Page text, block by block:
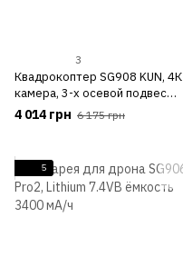
3
Квадрокоптер SG908 KUN, 4К
камера, 3-х осевой подвес
камеры, бесколлекторные
моторы + сумка
4 014 грн 6 175 грн
5